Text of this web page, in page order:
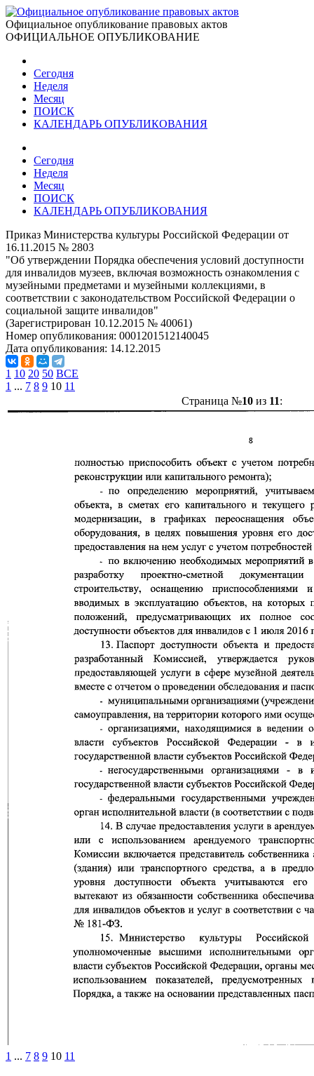
Официальное опубликование правовых актов
ОФИЦИАЛЬНОЕ ОПУБЛИКОВАНИЕ
Сегодня
Неделя
Месяц
ПОИСК
КАЛЕНДАРЬ ОПУБЛИКОВАНИЯ
Сегодня
Неделя
Месяц
ПОИСК
КАЛЕНДАРЬ ОПУБЛИКОВАНИЯ
Приказ Министерства культуры Российской Федерации от
16.11.2015 № 2803
"Об утверждении Порядка обеспечения условий доступности
для инвалидов музеев, включая возможность ознакомления с
музейными предметами и музейными коллекциями, в
соответствии с законодательством Российской Федерации о
социальной защите инвалидов"
(Зарегистрирован 10.12.2015 № 40061)
Номер опубликования: 0001201512140045
Дата опубликования: 14.12.2015
1 10 20 50 ВСЕ
1 ... 7 8 9 10 11
Страница №10 из 11:
1 ... 7 8 9 10 11